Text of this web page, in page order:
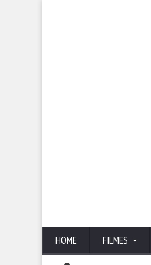
HOME FILMES